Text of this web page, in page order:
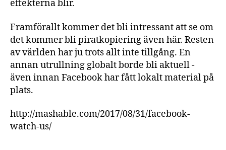
effekterna blir.
Framförallt kommer det bli intressant att se om
det kommer bli piratkopiering även här. Resten
av världen har ju trots allt inte tillgång. En
annan utrullning globalt borde bli aktuell -
även innan Facebook har fått lokalt material på
plats.
http://mashable.com/2017/08/31/facebook-
watch-us/